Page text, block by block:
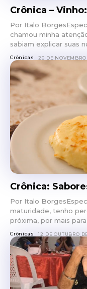
Crônica –
Por Italo BorgesEspecial
chamou minha
sabiam explicar suas
Crônicas 20 DE
Crônica:
Por Italo BorgesEspecial
maturidade, tenho
próxima, por mais
Crônicas 12 DE OUTUBRO